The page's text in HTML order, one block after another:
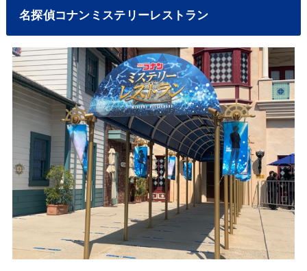
名探偵コナンミステリーレストラン